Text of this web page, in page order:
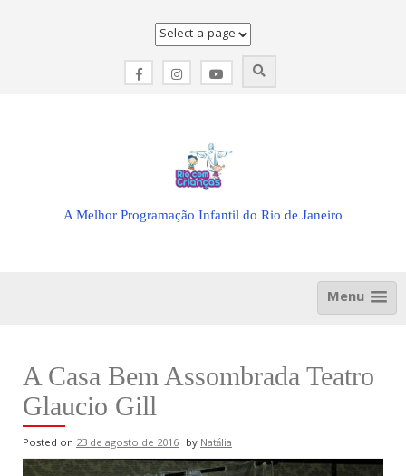
A Melhor Programação Infantil do Rio de Janeiro
Menu
A Casa Bem Assombrada Teatro
Glaucio Gill
Posted on 23 de agosto de 2016 byNatália